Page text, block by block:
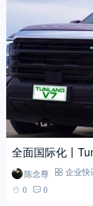
全面国际化丨
略与智能科技深
陈念尊 企业快
0
0